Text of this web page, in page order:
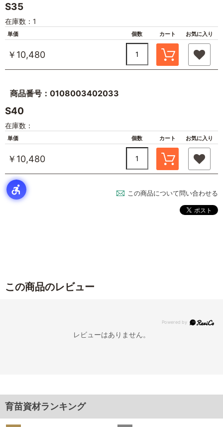
S35
在庫数：1
単価 個数 カート お気に入り
￥10,480
商品番号：0108003402033
S40
在庫数：
単価 個数 カート お気に入り
￥10,480
この商品について問い合わせる
この商品のレビュー
レビューはありません。
育苗資材ランキング